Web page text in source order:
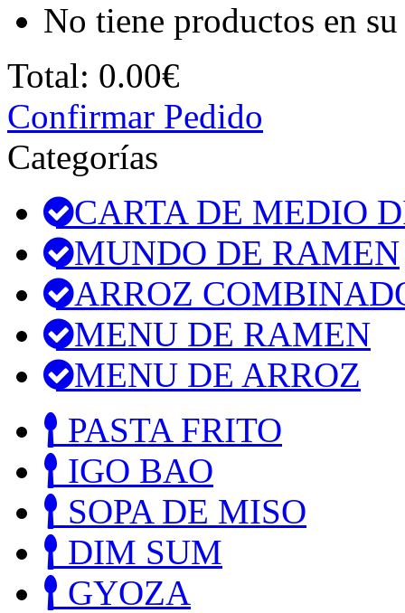
No tiene productos en
Total: 0.00€
Confirmar Pedido
Categorías
CARTA DE MEDIO
MUNDO DE RAMEN
ARROZ
MENU DE RAMEN
MENU DE ARROZ
PASTA FRITO
IGO BAO
SOPA DE MISO
DIM SUM
GYOZA